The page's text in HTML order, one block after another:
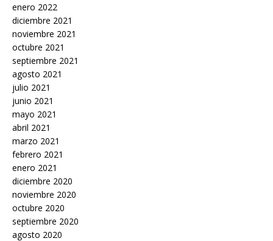
enero 2022
diciembre 2021
noviembre 2021
octubre 2021
septiembre 2021
agosto 2021
julio 2021
junio 2021
mayo 2021
abril 2021
marzo 2021
febrero 2021
enero 2021
diciembre 2020
noviembre 2020
octubre 2020
septiembre 2020
agosto 2020